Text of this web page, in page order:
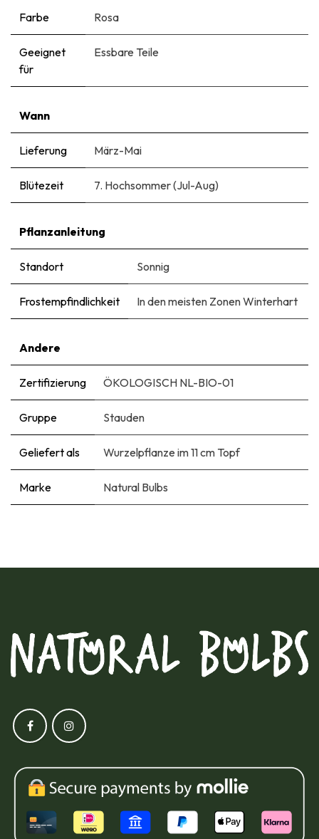
Farbe Rosa
Geeignet
für
Essbare Teile
Wann
Lieferung März-Mai
Blütezeit 7. Hochsommer (Jul-Aug)
Pflanzanleitung
Standort Sonnig
Frostempfindlichkeit In den meisten Zonen Winterhart
Andere
Zertifizierung ÖKOLOGISCH NL-BIO-01
Gruppe Stauden
Geliefert als Wurzelpflanze im 11 cm Topf
Marke Natural Bulbs